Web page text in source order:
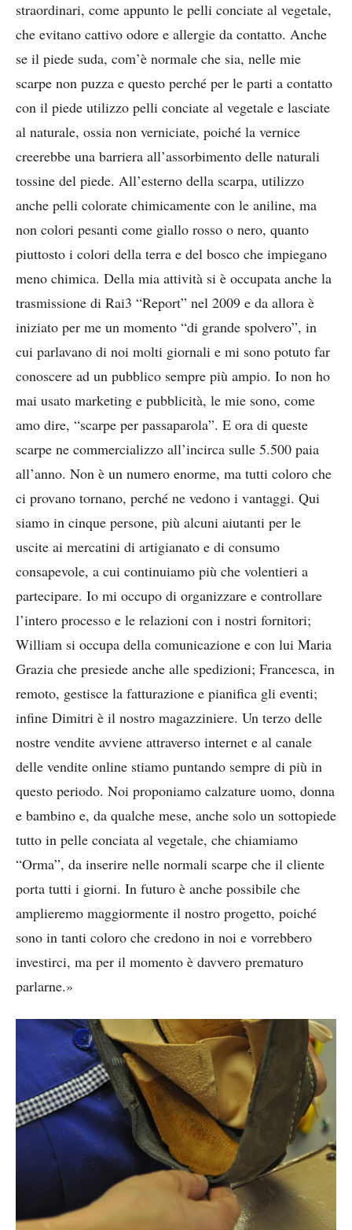
straordinari, come appunto le pelli conciate al vegetale,
che evitano cattivo odore e allergie da contatto. Anche
se il piede suda, com’è normale che sia, nelle mie
scarpe non puzza e questo perché per le parti a contatto
con il piede utilizzo pelli conciate al vegetale e lasciate
al naturale, ossia non verniciate, poiché la vernice
creerebbe una barriera all’assorbimento delle naturali
tossine del piede. All’esterno della scarpa, utilizzo
anche pelli colorate chimicamente con le aniline, ma
non colori pesanti come giallo rosso o nero, quanto
piuttosto i colori della terra e del bosco che impiegano
meno chimica. Della mia attività si è occupata anche la
trasmissione di Rai3 “Report” nel 2009 e da allora è
iniziato per me un momento “di grande spolvero”, in
cui parlavano di noi molti giornali e mi sono potuto far
conoscere ad un pubblico sempre più ampio. Io non ho
mai usato marketing e pubblicità, le mie sono, come
amo dire, “scarpe per passaparola”. E ora di queste
scarpe ne commercializzo all’incirca sulle 5.500 paia
all’anno. Non è un numero enorme, ma tutti coloro che
ci provano tornano, perché ne vedono i vantaggi. Qui
siamo in cinque persone, più alcuni aiutanti per le
uscite ai mercatini di artigianato e di consumo
consapevole, a cui continuiamo più che volentieri a
partecipare. Io mi occupo di organizzare e controllare
l’intero processo e le relazioni con i nostri fornitori;
William si occupa della comunicazione e con lui Maria
Grazia che presiede anche alle spedizioni; Francesca, in
remoto, gestisce la fatturazione e pianifica gli eventi;
infine Dimitri è il nostro magazziniere. Un terzo delle
nostre vendite avviene attraverso internet e al canale
delle vendite online stiamo puntando sempre di più in
questo periodo. Noi proponiamo calzature uomo, donna
e bambino e, da qualche mese, anche solo un sottopiede
tutto in pelle conciata al vegetale, che chiamiamo
“Orma”, da inserire nelle normali scarpe che il cliente
porta tutti i giorni. In futuro è anche possibile che
amplieremo maggiormente il nostro progetto, poiché
sono in tanti coloro che credono in noi e vorrebbero
investirci, ma per il momento è davvero prematuro
parlarne.»